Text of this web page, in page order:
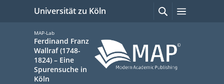
Universität zu Köln
Suchen
mit
MAP-Lab
Ferdinand Franz
Wallraf (1748-
1824) – Eine
Spurensuche in
Köln